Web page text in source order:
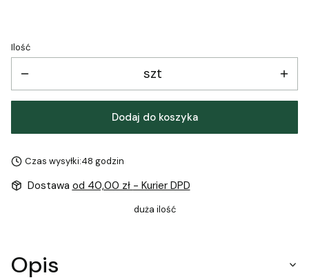
Ilość
szt
Dodaj do koszyka
Czas wysyłki:48 godzin
Dostawa od 40,00 zł - Kurier DPD
duża ilość
Opis